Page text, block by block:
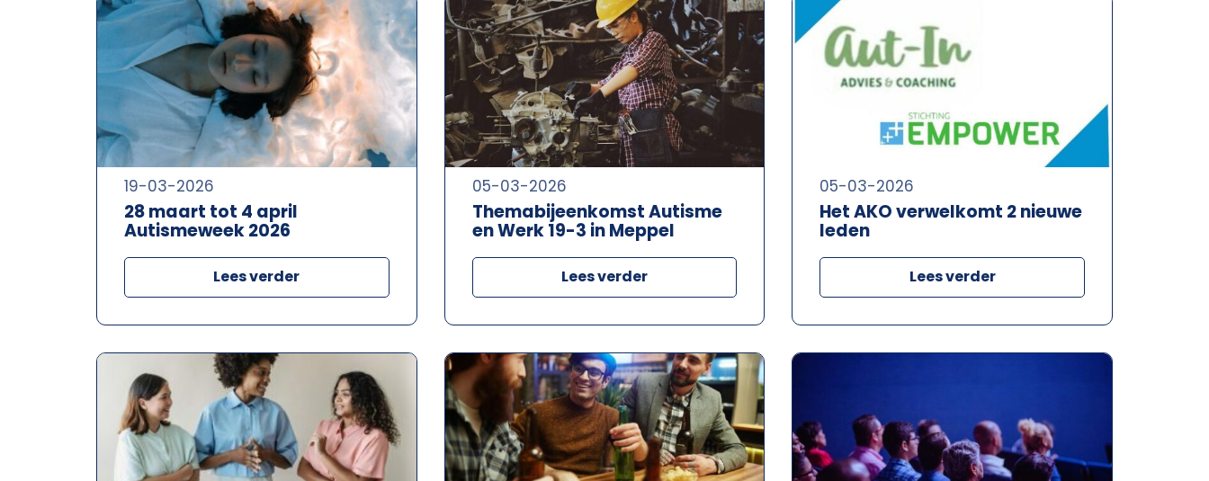
28 maart tot 4 april
Autismeweek 2026
19-03-2026
Lees verder
Themabijeenkomst Autisme
en Werk 19-3 in Meppel
05-03-2026
Lees verder
Het AKO verwelkomt 2 nieuwe
leden
05-03-2026
Lees verder